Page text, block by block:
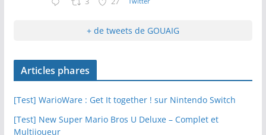
+ de tweets de GOUAIG
Articles phares
[Test] WarioWare : Get It together ! sur Nintendo Switch
[Test] New Super Mario Bros U Deluxe – Complet et
Multijoueur